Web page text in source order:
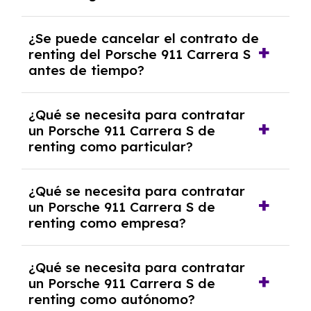
tendrás que pagar ningún tipo de entrada
salvo en casos que lo exija el proveedor
debido al resultado del estudio de viabilidad
económica.
¿Se puede cancelar el contrato de
renting del Porsche 911 Carrera S
antes de tiempo?
pero puede haber penalizaciones por
cancelación anticipada. Es importante revisar
las condiciones del contrato y hablar con un
experto que te asesore.
¿Qué se necesita para contratar
un Porsche 911 Carrera S de
renting como particular?
y, en algunos casos, una consulta de solvencia
crediticia y un pago inicial.
¿Qué se necesita para contratar
un Porsche 911 Carrera S de
renting como empresa?
documentación financiera y, en algunos
casos, un informe de solvencia de la empresa
y un pago inicial.
¿Qué se necesita para contratar
un Porsche 911 Carrera S de
renting como autónomo?